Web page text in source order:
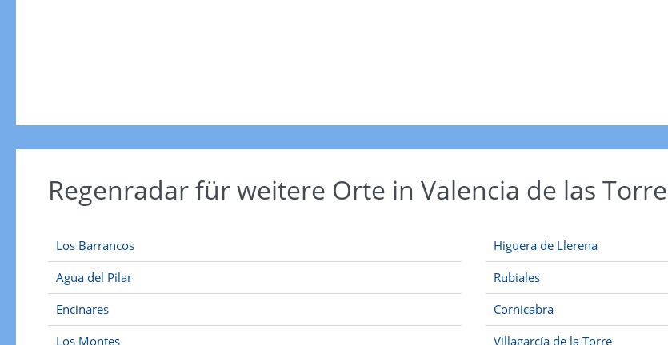
Regenradar für weitere Orte in Valencia de las
Los Barrancos
Agua del Pilar
Encinares
Los Montes
Higuera de Llerena
Rubiales
Cornicabra
Villagarcía de la Torre